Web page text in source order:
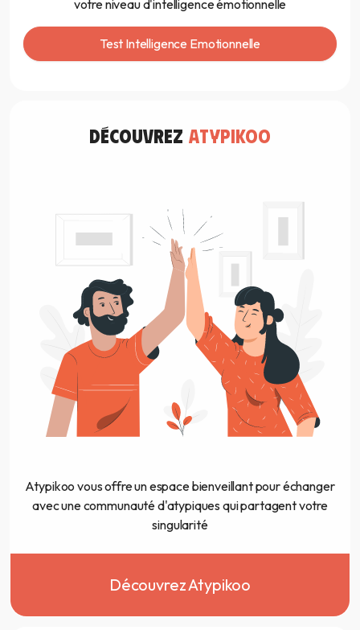
votre niveau d'intelligence émotionnelle
Test Intelligence Emotionnelle
découvrez atypikoo
Atypikoo vous offre un espace bienveillant pour échanger
avec une communauté d'atypiques qui partagent votre
singularité
Découvrez Atypikoo